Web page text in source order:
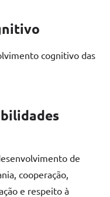
cognitivo das
de
cooperação,
e respeito à